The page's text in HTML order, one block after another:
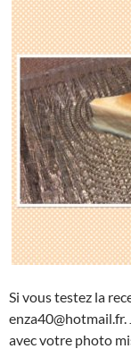
Si vous testez la
avec votre photo